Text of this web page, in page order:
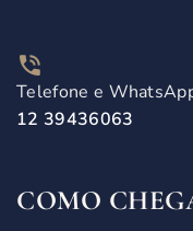
Telefone e
12 39436063​
COMO